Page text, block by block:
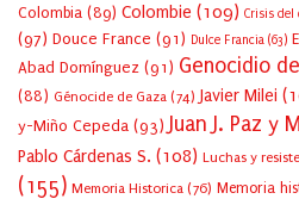
Colombia (89) Colombie (109) Crisis del
(97) Douce France (91) Dulce Francia (63)
Abad Domínguez (91) Genocidio
(88) Génocide de Gaza (74) Javier Milei
y-Miño Cepeda (93) Juan J. Paz y
Pablo Cárdenas S. (108) Luchas y
(155) Memoria Historica (76) Memoria